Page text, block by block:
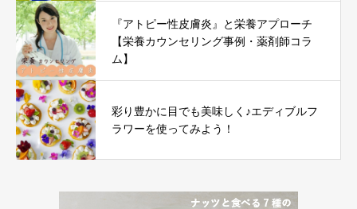
『アトピー性皮膚炎』と栄養アプローチ
【栄養カウンセリング事例・薬剤師コラ
ム】
彩り豊かに目でも美味しく♪エディブルフ
ラワーを使ってみよう！